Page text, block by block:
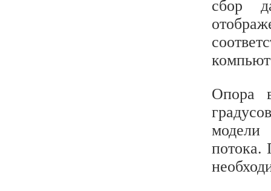
сбор
Опора
модели
потока.